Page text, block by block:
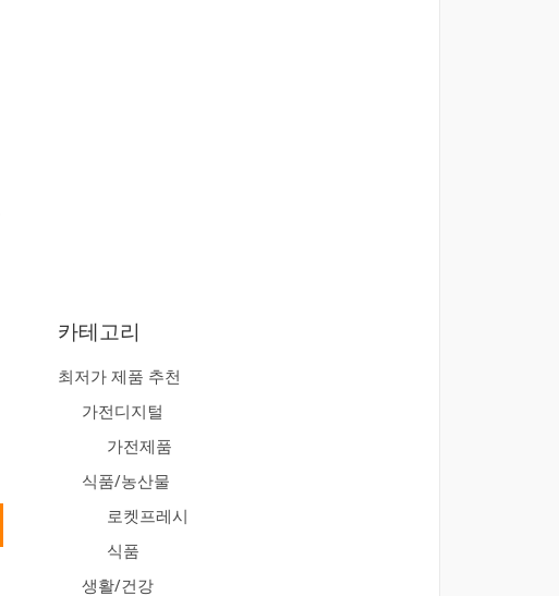
카테고리
최저가 제품 추천
가전디지털
가전제품
식품/농산물
로켓프레시
식품
생활/건강